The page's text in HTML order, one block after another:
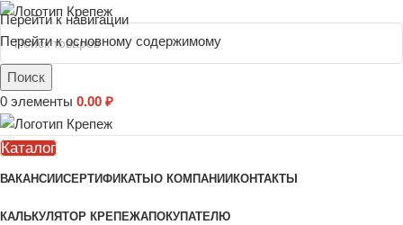
Перейти к навигации
Перейти к основному содержимому
Поиск
0 элементы 0.00 ₽
Каталог
ВАКАНСИИСЕРТИФИКАТЫ О КОМПАНИИ КОНТАКТЫ
КАЛЬКУЛЯТОР КРЕПЕЖАПОКУПАТЕЛЮ